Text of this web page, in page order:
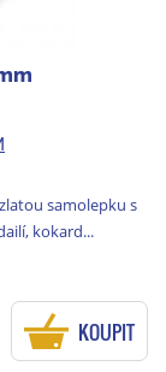
samolepku s
kokard...
KOUPIT